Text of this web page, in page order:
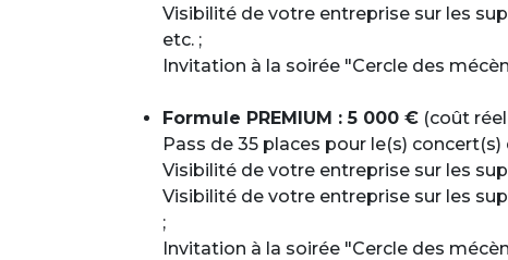
Visibilité de votre entreprise sur les
etc. ;
Invitation à la soirée "Cercle des
Formule PREMIUM : 5 000 € (coût
Pass de 35 places pour le(s)
Visibilité de votre entreprise sur les
Visibilité de votre entreprise sur les
;
Invitation à la soirée "Cercle des